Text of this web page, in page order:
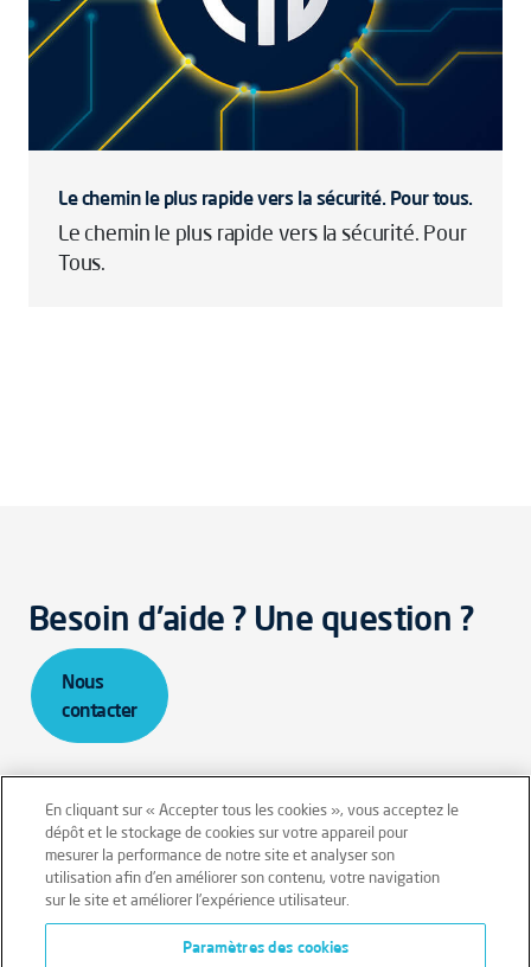
Le chemin le plus rapide vers la sécurité. Pour tous.
Le chemin le plus rapide vers la sécurité. Pour
Tous.
Besoin d'aide ? Une question ?
Nous
contacter
Mentions légales
Conditions générales
Données personnelles
En cliquant sur « Accepter tous les cookies », vous acceptez le
dépôt et le stockage de cookies sur votre appareil pour
mesurer la performance de notre site et analyser son
utilisation afin d’en améliorer son contenu, votre navigation
sur le site et améliorer l’expérience utilisateur.
Paramètres des cookies